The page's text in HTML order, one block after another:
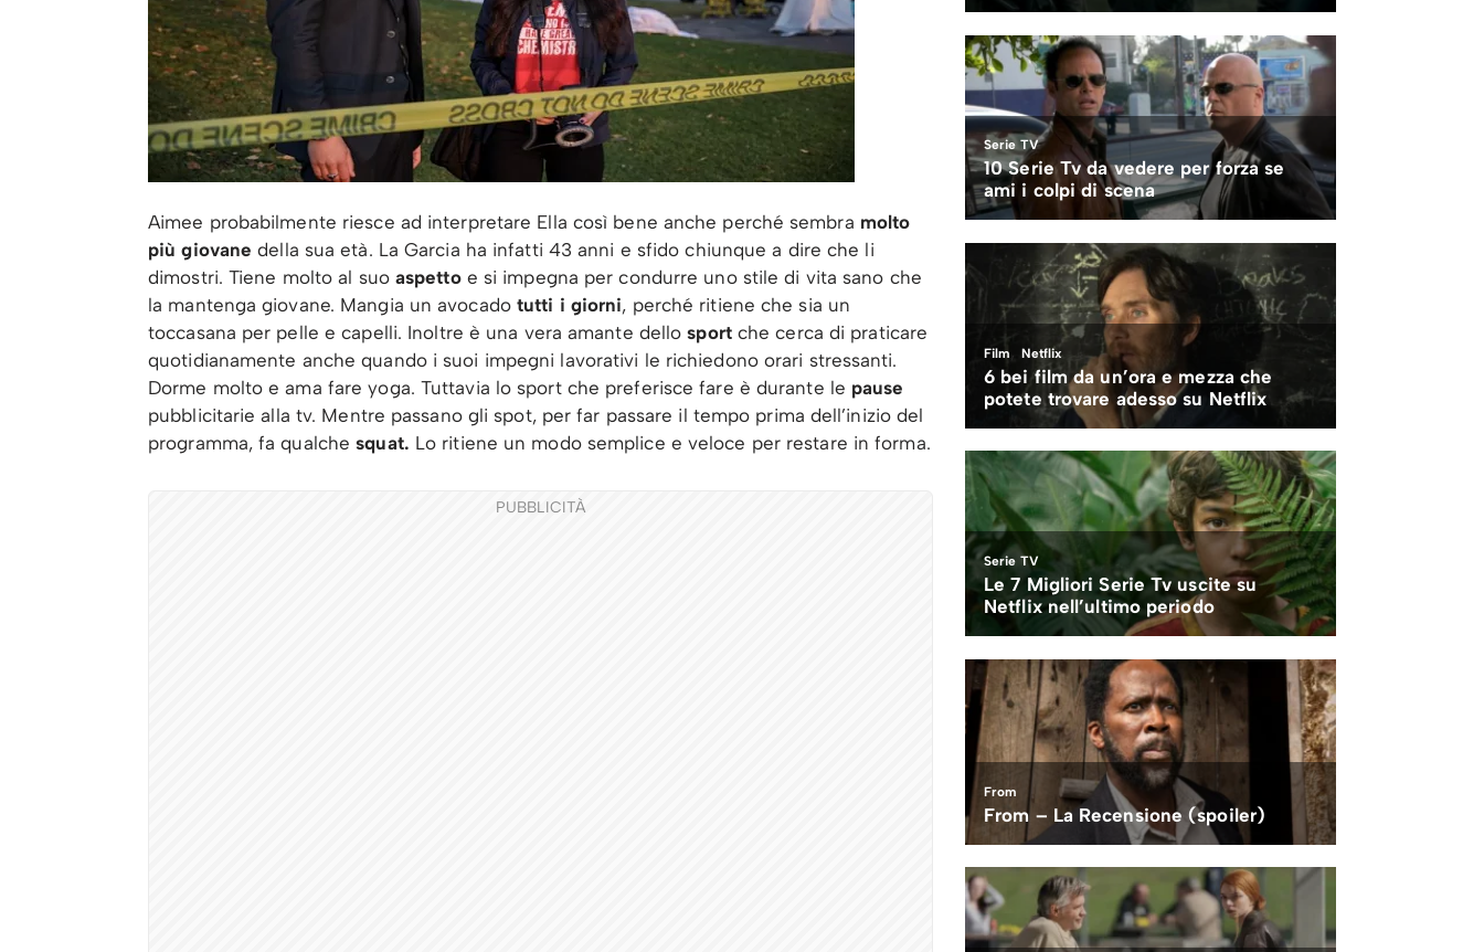
Aimee probabilmente riesce ad interpretare Ella così bene anche perché sembra molto
più giovane della sua età. La Garcia ha infatti 43 anni e sfido chiunque a dire che li
dimostri. Tiene molto al suo aspetto e si impegna per condurre uno stile di vita sano che
la mantenga giovane. Mangia un avocado tutti i giorni, perché ritiene che sia un
toccasana per pelle e capelli. Inoltre è una vera amante dellosport che cerca di praticare
quotidianamente anche quando i suoi impegni lavorativi le richiedono orari stressanti.
Dorme molto e ama fare yoga. Tuttavia lo sport che preferisce fare è durante le pause
pubblicitarie alla tv. Mentre passano gli spot, per far passare il tempo prima dell’inizio del
programma, fa qualchesquat. Lo ritiene un modo semplice e veloce per restare in forma.
PUBBLICITÀ